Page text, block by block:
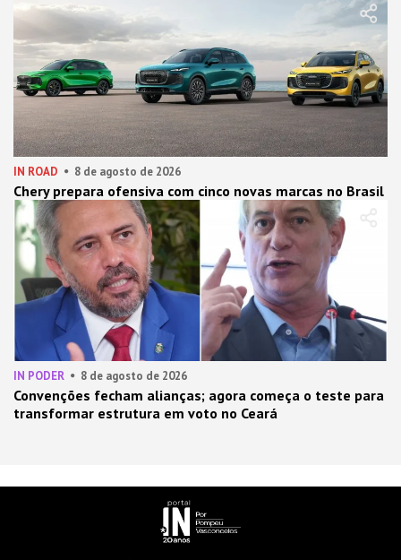
IN ROAD 8 de agosto de 2026
Chery prepara ofensiva com cinco novas marcas no Brasil
IN PODER 8 de agosto de 2026
Convenções fecham alianças; agora começa o teste para
transformar estrutura em voto no Ceará